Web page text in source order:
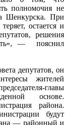
полномочия не
Шенкурска. При
остается и
решения
— пояснил
депутатов, он
жителей
главы
основе.
района.
будут
— районный и